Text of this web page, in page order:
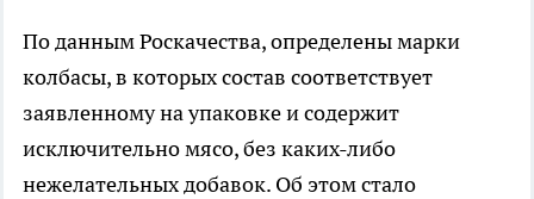
По данным Роскачества, определены марки
колбасы, в которых состав соответствует
заявленному на упаковке и содержит
исключительно мясо, без каких-либо
нежелательных добавок. Об этом стало